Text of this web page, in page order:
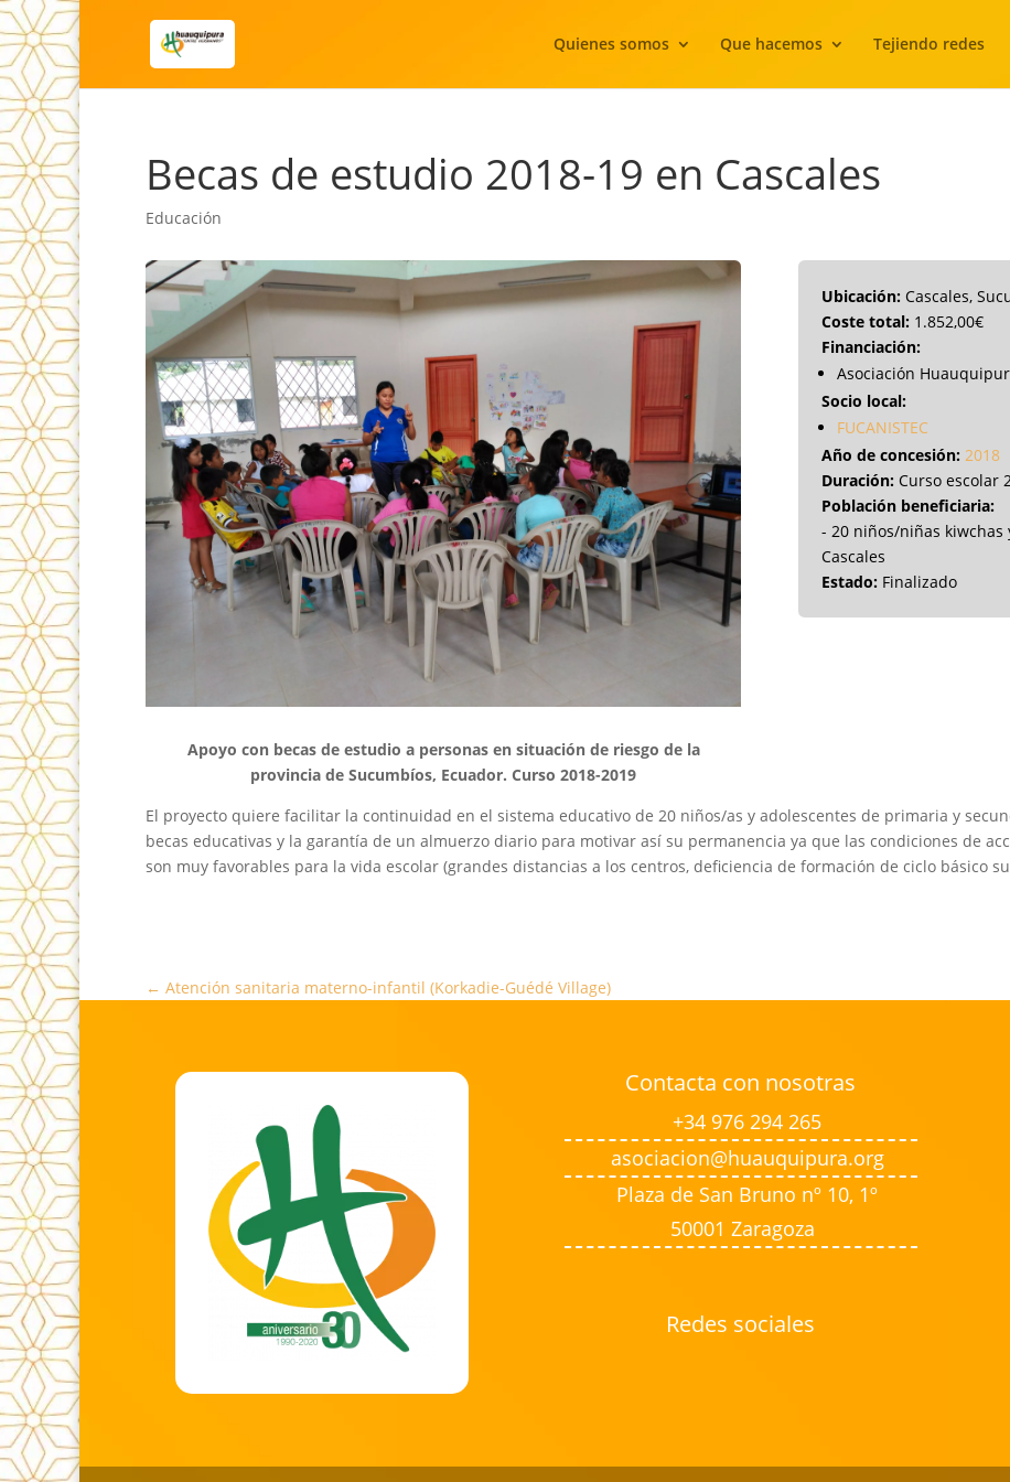
Quienes somos Que hacemos Tejiendo redes
Becas de estudio 2018-19 en Cascales
Educación
Ubicación: Cascales,
Coste total: 1.852,00€
Financiación:
Asociación
Socio local:
FUCANISTEC
Año de concesión: 2018
Duración: Curso escolar
Población beneficiaria:
- 20 niños/niñas
Cascales
Estado: Finalizado
Apoyo con becas de estudio a personas en situación de riesgo de la
provincia de Sucumbíos, Ecuador. Curso 2018-2019
El proyecto quiere facilitar la continuidad en el sistema educativo de 20 niños/as y adolescentes de primaria y
becas educativas y la garantía de un almuerzo diario para motivar así su permanencia ya que las condiciones de
son muy favorables para la vida escolar (grandes distancias a los centros, deficiencia de formación de ciclo básico
← Atención sanitaria materno-infantil (Korkadie-Guédé Village)
Contacta con nosotras
+34 976 294 265
asociacion@huauquipura.org
Plaza de San Bruno nº 10, 1º
50001 Zaragoza
Redes sociales